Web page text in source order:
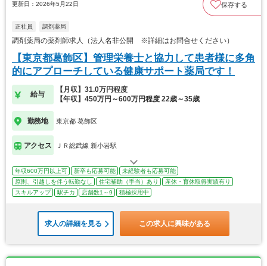
更新日：2026年5月22日 保存する
正社員 調剤薬局
調剤薬局の薬剤師求人（法人名非公開 ※詳細はお問合せください）
【東京都葛飾区】管理栄養士と協力して患者様に多角
的にアプローチしている健康サポート薬局です！
給与
【月収】31.0万円程度
【年収】450万円～600万円程度 22歳～35歳
勤務地 東京都 葛飾区
アクセス ＪＲ総武線 新小岩駅
年収600万円以上可 新卒も応募可能
未経験者も応募可能
原則、引越しを伴う転勤なし
住宅補助（手当）あり
産休・育休取得実績有り
スキルアップ
駅チカ 店舗数1～9 積極採用中
求人の詳細を見る この求人に興味がある